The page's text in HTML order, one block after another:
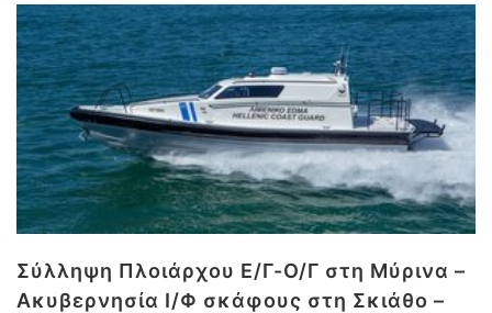
Σύλληψη Πλοιάρχου Ε/Γ-Ο/Γ στη Μύρινα –
Ακυβερνησία Ι/Φ σκάφους στη Σκιάθο –